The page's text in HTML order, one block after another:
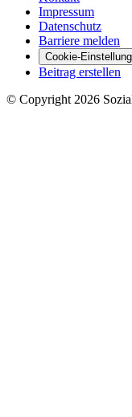
Impressum
Datenschutz
Barriere melden
Cookie-
Beitrag erstellen
© Copyright 2026